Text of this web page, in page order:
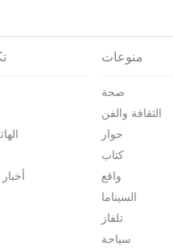
منوعات
صحة
الثقافة والفن
حوار
كتاب
واقع
السيناما
تلفاز
سياحة